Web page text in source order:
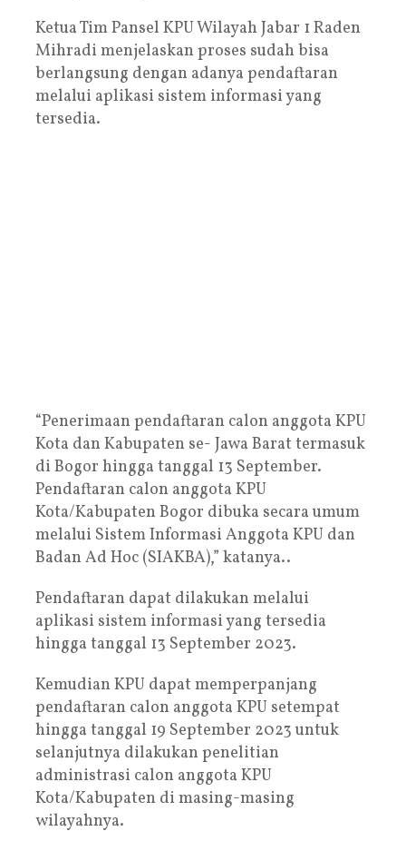
Ketua Tim Pansel KPU Wilayah Jabar 1 Raden
Mihradi menjelaskan proses sudah bisa
berlangsung dengan adanya pendaftaran
melalui aplikasi sistem informasi yang
tersedia.
“Penerimaan pendaftaran calon anggota KPU
Kota dan Kabupaten se- Jawa Barat termasuk
di Bogor hingga tanggal 13 September.
Pendaftaran calon anggota KPU
Kota/Kabupaten Bogor dibuka secara umum
melalui Sistem Informasi Anggota KPU dan
Badan Ad Hoc (SIAKBA),” katanya..
Pendaftaran dapat dilakukan melalui
aplikasi sistem informasi yang tersedia
hingga tanggal 13 September 2023.
Kemudian KPU dapat memperpanjang
pendaftaran calon anggota KPU setempat
hingga tanggal 19 September 2023 untuk
selanjutnya dilakukan penelitian
administrasi calon anggota KPU
Kota/Kabupaten di masing-masing
wilayahnya.